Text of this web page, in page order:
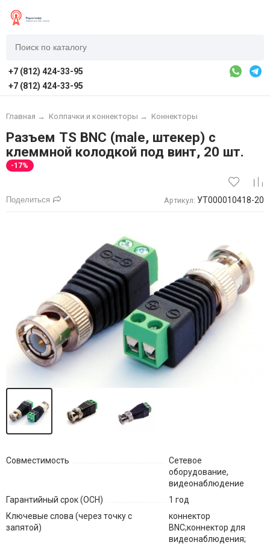
+7 (812) 424-33-95
+7 (812) 424-33-95
Главная → Колпачки и коннекторы → Коннекторы
Разъем TS BNC (male, штекер) с
клеммной колодкой под винт, 20 шт.
-17%
Поделиться Артикул: УТ000010418-20
Совместимость
Сетевое
оборудование,
видеонаблюдение
Гарантийный срок (ОСН)
1 год
Ключевые слова (через точку с
запятой)
коннектор
BNC;коннектор для
видеонаблюдения;